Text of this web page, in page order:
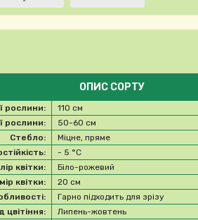
Розбивка на сторінки
ОПИС СОРТУ
рослини:
110 см
рослини:
50-60 см
Стебло:
Міцне, пряме
- 5 °C
квітки:
Біло-рожевий
квітки:
20 см
Гарно підходить для зрізу
цвітіння:
Липень-жовтень